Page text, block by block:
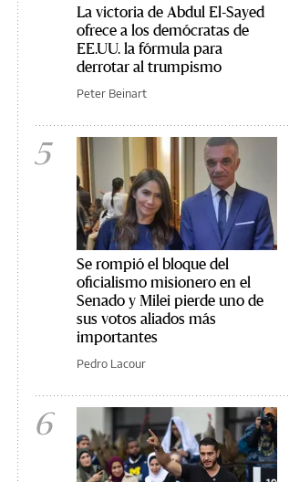
La victoria de Abdul El-Sayed
ofrece a los demócratas de
EE.UU. la fórmula para
derrotar al trumpismo
Peter Beinart
5
Se rompió el bloque del
oficialismo misionero en el
Senado y Milei pierde uno de
sus votos aliados más
importantes
Pedro Lacour
6